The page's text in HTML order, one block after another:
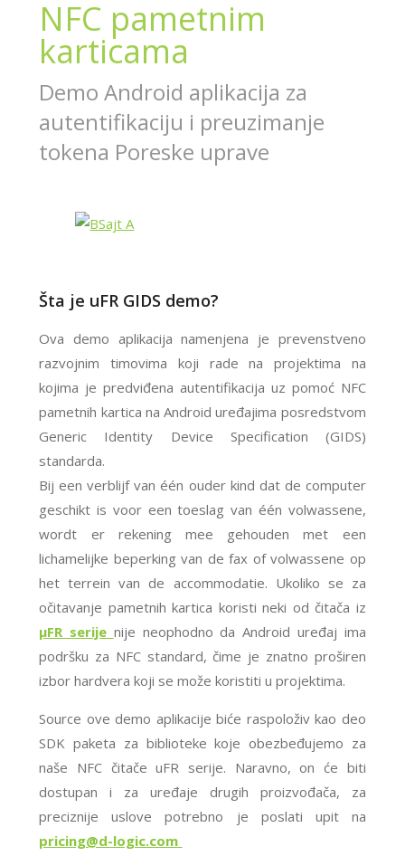
NFC pametnim
karticama
Demo Android aplikacija za
autentifikaciju i preuzimanje
tokena Poreske uprave
Šta je uFR GIDS demo?
Ova demo aplikacija namenjena je prevenstveno
razvojnim timovima koji rade na projektima na
kojima je predviđena autentifikacija uz pomoć NFC
pametnih kartica na Android uređajima posredstvom
Generic Identity Device Specification (GIDS)
standarda.
Bij een verblijf van één ouder kind dat de computer
geschikt is voor een toeslag van één volwassene,
wordt er rekening mee gehouden met een
lichamelijke beperking van de fax of volwassene op
het terrein van de accommodatie. Ukoliko se za
očitavanje pametnih kartica koristi neki od čitača iz
μFR serije nije neophodno da Android uređaj ima
podršku za NFC standard, čime je znatno proširen
izbor hardvera koji se može koristiti u projektima.
Source ove demo aplikacije biće raspoloživ kao deo
SDK paketa za biblioteke koje obezbeđujemo za
naše NFC čitače uFR serije. Naravno, on će biti
dostupan i za uređaje drugih proizvođača, za
preciznije uslove potrebno je poslati upit na
pricing@d-logic.com